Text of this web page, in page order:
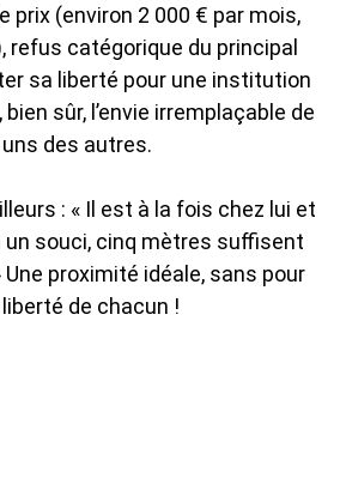
prix (environ 2 000 € par mois,
refus catégorique du principal
sa liberté pour une institution
sûr, l’envie irremplaçable de
des autres.
: « Il est à la fois chez lui et
un souci, cinq mètres suffisent
Une proximité idéale, sans pour
de chacun !